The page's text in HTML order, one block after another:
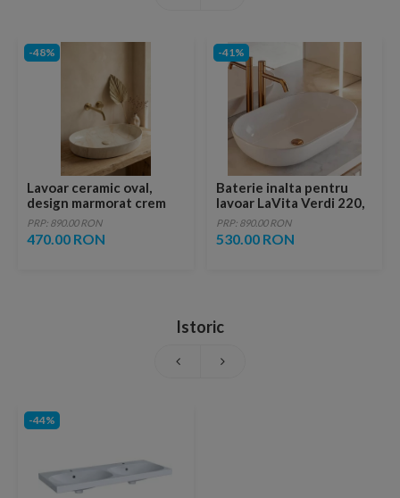
-48%
Lavoar ceramic oval,
design marmorat crem
lucios cu vene aurii,
ventil inclus
PRP: 890.00 RON
470.00 RON
-41%
Baterie inalta pentru
lavoar LaVita Verdi 220,
fara ventil, brushed
copper
PRP: 890.00 RON
530.00 RON
Istoric
-44%